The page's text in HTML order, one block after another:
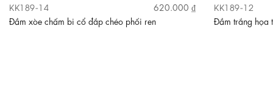
KK189-14
620.000 ₫
Đầm xòe chấm bi cổ đắp chéo phối ren
KK189-12
Đầm trắng họa